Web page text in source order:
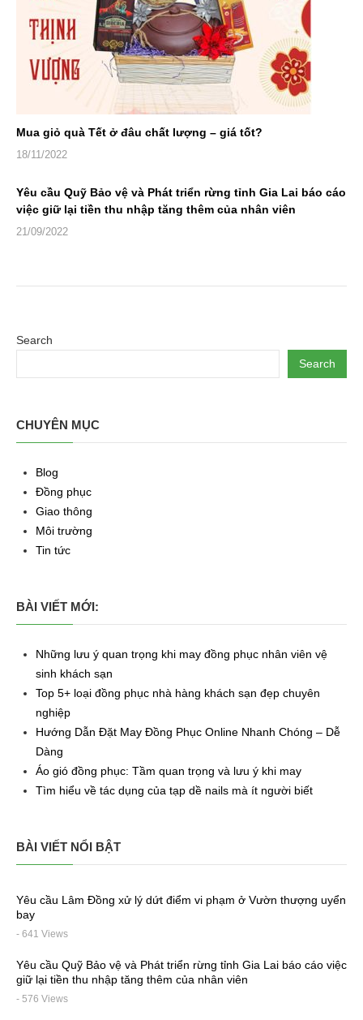
Mua giỏ quà Tết ở đâu chất lượng – giá tốt?
18/11/2022
Yêu cầu Quỹ Bảo vệ và Phát triển rừng tỉnh Gia Lai báo cáo
việc giữ lại tiền thu nhập tăng thêm của nhân viên
21/09/2022
Search
Search
CHUYÊN MỤC
Blog
Đồng phục
Giao thông
Môi trường
Tin tức
BÀI VIẾT MỚI:
Những lưu ý quan trọng khi may đồng phục nhân viên vệ
sinh khách sạn
Top 5+ loại đồng phục nhà hàng khách sạn đẹp chuyên
nghiệp
Hướng Dẫn Đặt May Đồng Phục Online Nhanh Chóng – Dễ
Dàng
Áo gió đồng phục: Tầm quan trọng và lưu ý khi may
Tìm hiểu về tác dụng của tạp dề nails mà ít người biết
BÀI VIẾT NỔI BẬT
Yêu cầu Lâm Đồng xử lý dứt điểm vi phạm ở Vườn thượng uyển
bay
- 641 Views
Yêu cầu Quỹ Bảo vệ và Phát triển rừng tỉnh Gia Lai báo cáo việc
giữ lại tiền thu nhập tăng thêm của nhân viên
- 576 Views